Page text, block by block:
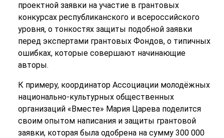
проектной заявки на участие в грантовых
конкурсах республиканского и всероссийского
уровня, о тонкостях защиты подобной заявки
перед экспертами грантовых Фондов, о типичных
ошибках, которые совершают начинающие
авторы.
К примеру, координатор Ассоциации молодёжных
национально-культурных общественных
организаций «Вместе» Мария Царева поделится
своим опытом написания и защиты грантовой
заявки, которая была одобрена на сумму 300 000